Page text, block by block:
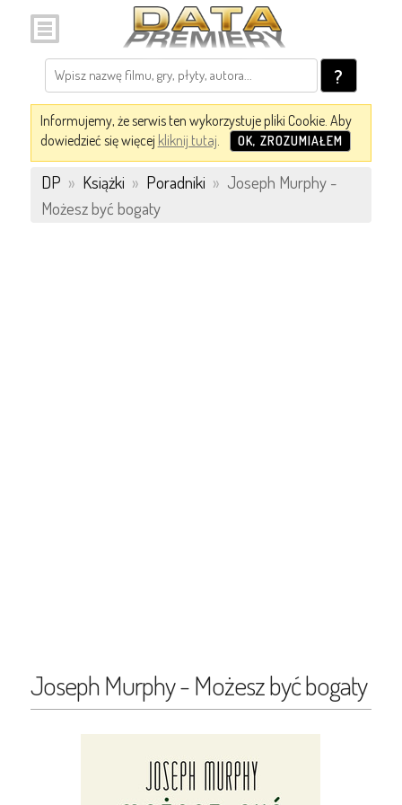
?
Informujemy, że serwis ten wykorzystuje pliki Cookie. Aby
dowiedzieć się więcej kliknij tutaj. OK, ZROZUMIAŁEM
DP » Książki » Poradniki » Joseph Murphy -
Możesz być bogaty
Joseph Murphy - Możesz być bogaty